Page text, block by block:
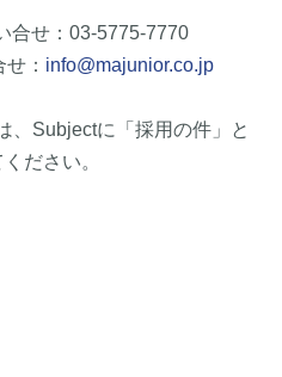
合せ：03-5775-7770
： info@majunior.co.jp
、Subjectに「採用の件」と
ださい。